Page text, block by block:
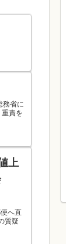
務省に
責を
上
へ直
質疑